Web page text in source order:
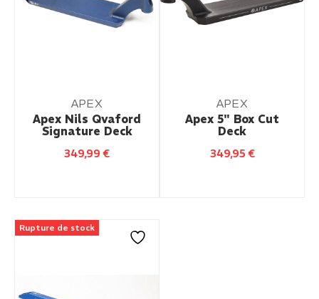
APEX
Apex Nils Qvaford
Signature Deck
349,99€
APEX
Apex 5" Box Cut
Deck
349,95€
Rupture de stock